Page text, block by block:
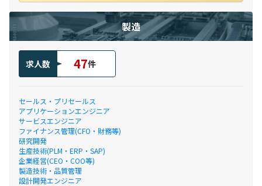
製造
求人数 47件
セールス・プリセールス
アプリケーションエンジニア
サービスエンジニア
ファイナンス管理(CFO・財務等)
研究開発
生産技術(PLM・ERP・SAP)
企業経営(CEO・COO等)
製造技術・品質管理
設計開発エンジニア